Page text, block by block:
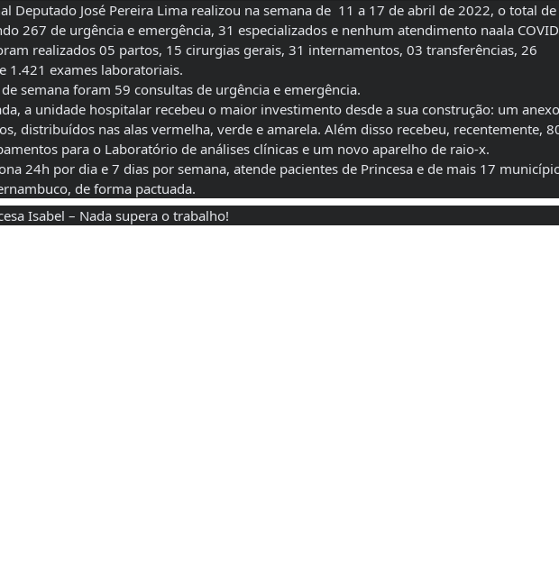
Deputado José Pereira Lima realizou na semana de  11 a 17 de abril de 2022, o total
267 de urgência e emergência, 31 especializados e nenhum atendimento naala
realizados 05 partos, 15 cirurgias gerais, 31 internamentos, 03 transferências, 26
1.421 exames laboratoriais.
semana foram 59 consultas de urgência e emergência.
a unidade hospitalar recebeu o maior investimento desde a sua construção: um anexo
distribuídos nas alas vermelha, verde e amarela. Além disso recebeu, recentemente,
para o Laboratório de análises clínicas e um novo aparelho de raio-x.
24h por dia e 7 dias por semana, atende pacientes de Princesa e de mais 17
de forma pactuada.
Isabel – Nada supera o trabalho!